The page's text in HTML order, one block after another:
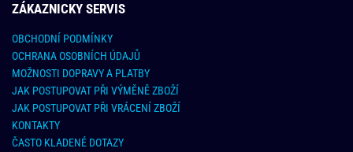
ZÁKAZNICKY SERVIS
OBCHODNÍ PODMÍNKY
OCHRANA OSOBNÍCH ÚDAJŮ
MOŽNOSTI DOPRAVY A PLATBY
JAK POSTUPOVAT PŘI VÝMĚNĚ ZBOŽÍ
JAK POSTUPOVAT PŘI VRÁCENÍ ZBOŽÍ
KONTAKTY
ČASTO KLADENÉ DOTAZY